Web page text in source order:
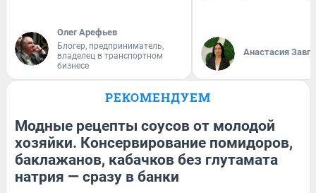
Олег Арефьев
Блогер, предприниматель,
владелец в транспортном
бизнесе
Анастасия
РЕКОМЕНДУЕМ
Модные рецепты соусов от молодой
хозяйки. Консервирование помидоров,
баклажанов, кабачков без глутамата
натрия — сразу в банки